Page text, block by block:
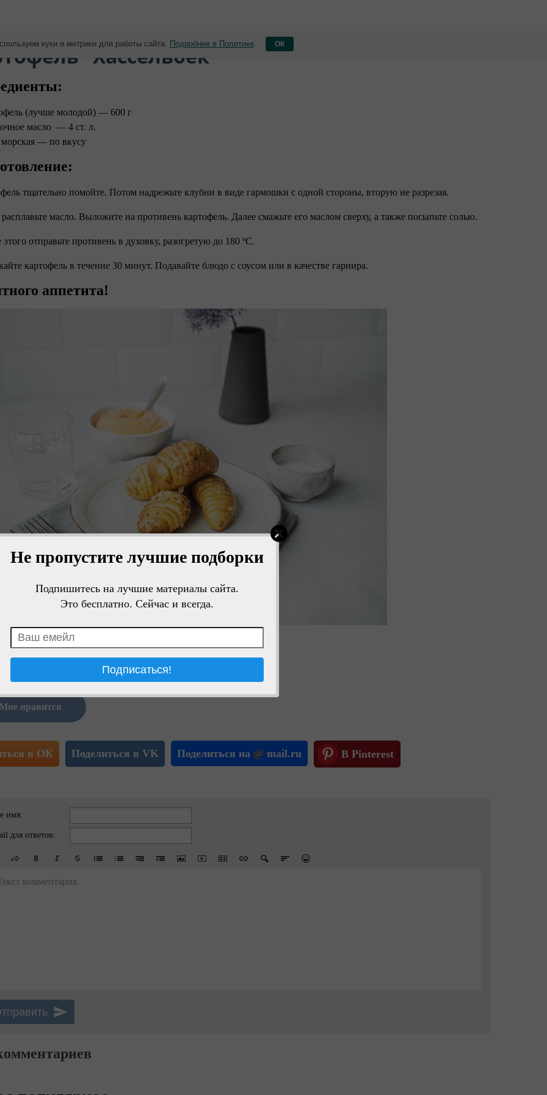
Не пропустите лучшие подборки
Подпишитесь на лучшие материалы сайта.
Это бесплатно. Сейчас и всегда.
"Хассельбек"
(лучше молодой) — 600 г
масло — 4 ст. л.
— по вкусу
тщательно помойте. Потом надрежьте клубни в виде гармошки с одной стороны, вторую не разрезая.
расплавьте масло. Выложите на противень картофель. Далее смажьте его маслом сверху, а также посыпьте солью.
отправьте противень в духовку, разогретую до 180 ºC.
картофель в течение 30 минут. Подавайте блюдо с соусом или в качестве гарнира.
аппетита!
Мне нравится
в ОК Поделиться в VK Поделиться на @ mail.ru В Pinterest
имя:
для ответов:
комментария
куки и метрики для работы сайта. Подробнее в Политике. ОК